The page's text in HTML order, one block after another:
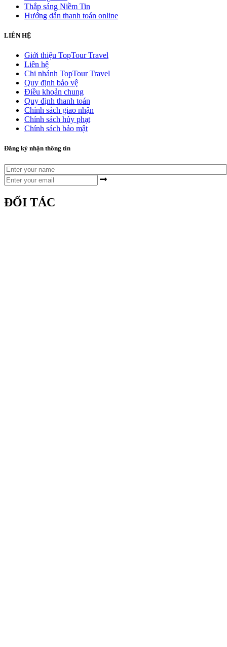
Thắp sáng Niềm Tin
Hướng dẫn thanh toán online
LIÊN HỆ
Giới thiệu TopTour Travel
Liên hệ
Chi nhánh TopTour Travel
Quy định bảo vệ
Điều khoản chung
Quy định thanh toán
Chính sách giao nhận
Chính sách hủy phạt
Chính sách bảo mật
Đăng ký nhận thông tin
ĐỐI TÁC